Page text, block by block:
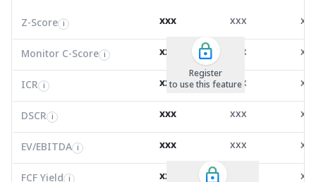
Z-Score i 0.00 0.00
Monitor C-Score
0.00 0.00
ICR i 0.00 0.00
DSCR
EV/EBITDA
6,992.73 8,894.92
FCF Yield i 9.24 8.84
FCF/Net Income
0.79
Z-Score i
Monitor C-Score i
ICR i
DSCR i
สมัครแพ็คเกจ B
to use this feature
EV/EBITDA
FCF Yield i
FCF/Net Income
Net Debt/EBITDA
ROIC i
สมัครแพ็คเกจ B
to use this feature
Z-Score i xxx xxx
Monitor C-Score i xxx xxx
ICR i xxx xxx
DSCR i xxx xxx
Register
to use this feature
EV/EBITDA i xxx xxx
FCF Yield i xxx